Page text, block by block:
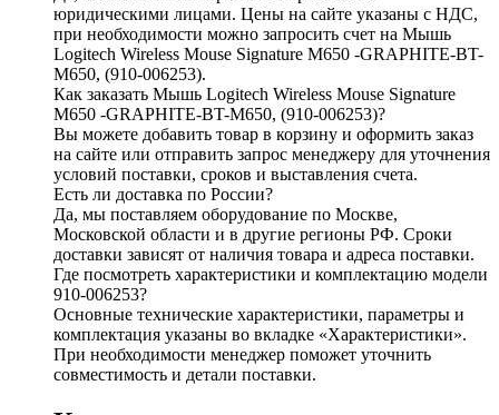
юридическими лицами. Цены на сайте указаны с НДС,
при необходимости можно запросить счет на Мышь
Logitech Wireless Mouse Signature M650 -GRAPHITE-BT-
M650, (910-006253).
Как заказать Мышь Logitech Wireless Mouse Signature
M650 -GRAPHITE-BT-M650, (910-006253)?
Вы можете добавить товар в корзину и оформить заказ
на сайте или отправить запрос менеджеру для уточнения
условий поставки, сроков и выставления счета.
Есть ли доставка по России?
Да, мы поставляем оборудование по Москве,
Московской области и в другие регионы РФ. Сроки
доставки зависят от наличия товара и адреса поставки.
Где посмотреть характеристики и комплектацию модели
910-006253?
Основные технические характеристики, параметры и
комплектация указаны во вкладке «Характеристики».
При необходимости менеджер поможет уточнить
совместимость и детали поставки.